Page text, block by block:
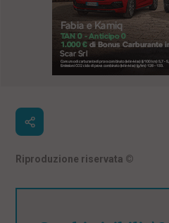
Riproduzione riservata ©